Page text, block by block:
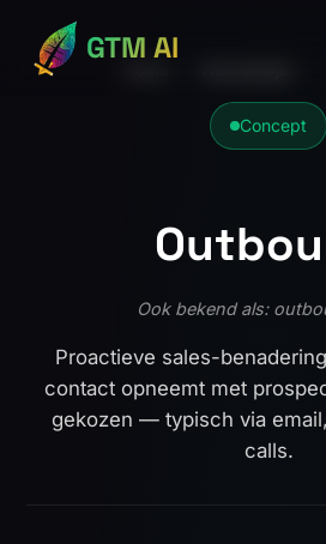
GTM AI
Concept
Ook bekend als:
Proactieve sales-
contact opneemt met
gekozen — typisch via
calls.